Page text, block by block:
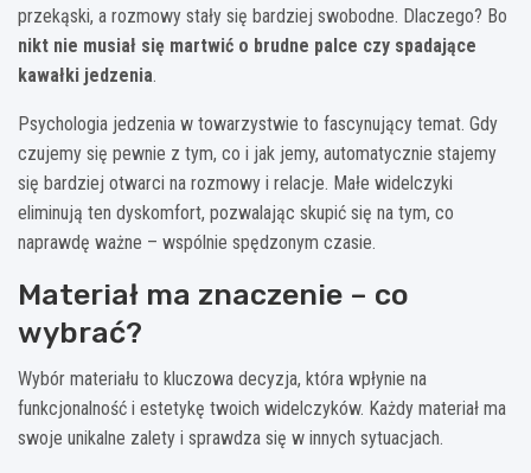
przekąski, a rozmowy stały się bardziej swobodne. Dlaczego? Bo
nikt nie musiał się martwić o brudne palce czy spadające
kawałki jedzenia.
Psychologia jedzenia w towarzystwie to fascynujący temat. Gdy
czujemy się pewnie z tym, co i jak jemy, automatycznie stajemy
się bardziej otwarci na rozmowy i relacje. Małe widelczyki
eliminują ten dyskomfort, pozwalając skupić się na tym, co
naprawdę ważne – wspólnie spędzonym czasie.
Materiał ma znaczenie – co
wybrać?
Wybór materiału to kluczowa decyzja, która wpłynie na
funkcjonalność i estetykę twoich widelczyków. Każdy materiał ma
swoje unikalne zalety i sprawdza się w innych sytuacjach.